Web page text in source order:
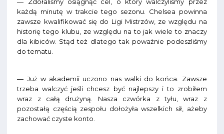
każdą minutę w trakcie tego sezonu. Chelsea powinna
zawsze kwalifikować się do Ligi Mistrzów, ze względu na
historię tego klubu, ze względu na to jak wiele to znaczy
dla kibiców. Stąd też dlatego tak poważnie podeszliśmy
do tematu.
— Już w akademii uczono nas walki do końca. Zawsze
trzeba walczyć jeśli chcesz być najlepszy i to zrobiłem
wraz z całą drużyną. Nasza czwórka z tyłu, wraz z
pozostałą częścią zespołu dołożyła wszelkich sił, ażeby
zachować czyste konto.